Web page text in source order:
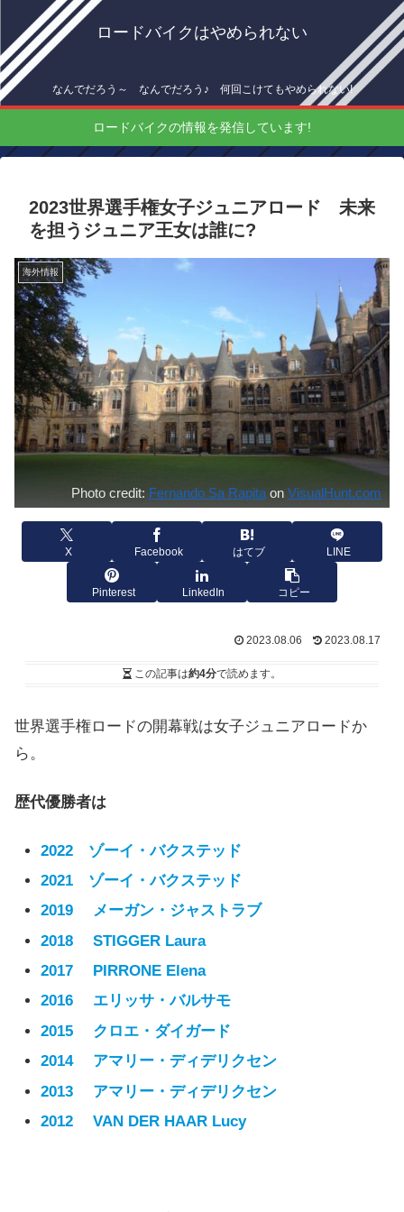
ロードバイクはやめられない
なんでだろう～ なんでだろう♪ 何回こけてもやめられない!
ロードバイクの情報を発信しています!
2023世界選手権女子ジュニアロード 未来
を担うジュニア王女は誰に?
海外情報
Photo credit: Fernando Sa Rapitaon VisualHunt.com
X Facebook はてブ LINE
Pinterest LinkedIn コピー
2023.08.06 2023.08.17
この記事は約4分で読めます。
世界選手権ロードの開幕戦は女子ジュニアロードか
ら。
歴代優勝者は
2022 ゾーイ・バクステッド
2021 ゾーイ・バクステッド
2019 メーガン・ジャストラブ
2018 STIGGER Laura
2017 PIRRONE Elena
2016 エリッサ・バルサモ
2015 クロエ・ダイガード
2014
アマリー・ディデリクセン
2013
アマリー・ディデリクセン
2012
VAN DER HAAR Lucy